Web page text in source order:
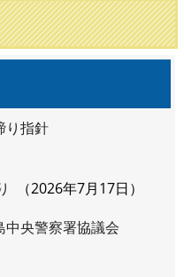
り指針
2026年7月17日
央警察署協議会